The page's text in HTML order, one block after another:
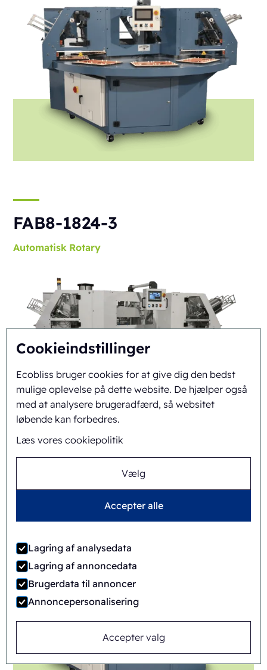
Cookieindstillinger
Ecobliss bruger cookies for at give dig den bedst
mulige oplevelse på dette website. De hjælper også
med at analysere brugeradfærd, så websitet
løbende kan forbedres.
Læs vores cookiepolitik
Vælg
Accepter alle
Lagring af analysedata
Lagring af annoncedata
Brugerdata til annoncer
Annoncepersonalisering
Accepter valg
FAB8-1824-3
Automatisk Rotary
FAB8-1418-3-CS
Automatisk Rotary